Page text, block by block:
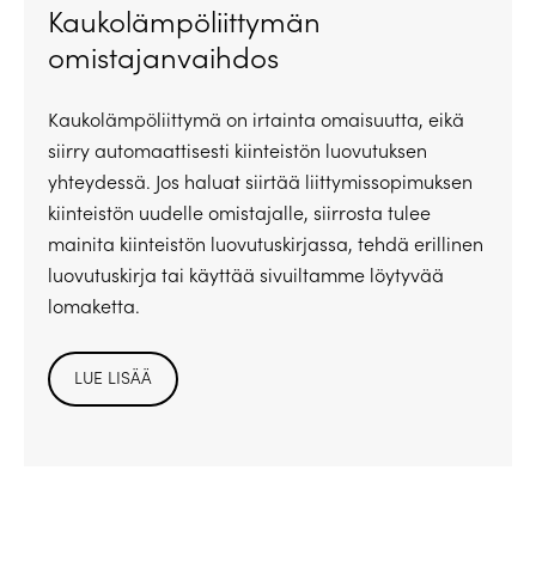
Kaukolämpöliittymän
omistajanvaihdos
Kaukolämpöliittymä on irtainta omaisuutta, eikä
siirry automaattisesti kiinteistön luovutuksen
yhteydessä. Jos haluat siirtää liittymissopimuksen
kiinteistön uudelle omistajalle, siirrosta tulee
mainita kiinteistön luovutuskirjassa, tehdä erillinen
luovutuskirja tai käyttää sivuiltamme löytyvää
lomaketta.
LUE LISÄÄ